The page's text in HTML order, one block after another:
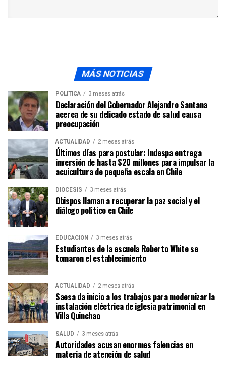
MÁS NOTICIAS
POLÍTICA 3 meses atrás
Declaración del Gobernador Alejandro Santana
acerca de su delicado estado de salud causa
preocupación
ACTUALIDAD 2 meses atrás
Últimos días para postular: Indespa entrega
inversión de hasta $20 millones para impulsar la
acuicultura de pequeña escala en Chile
DIÓCESIS 3 meses atrás
Obispos llaman a recuperar la paz social y el
diálogo político en Chile
EDUCACIÓN 3 meses atrás
Estudiantes de la escuela Roberto White se
tomaron el establecimiento
ACTUALIDAD 2 meses atrás
Saesa da inicio a los trabajos para modernizar la
instalación eléctrica de iglesia patrimonial en
Villa Quinchao
SALUD 3 meses atrás
Autoridades acusan enormes falencias en
materia de atención de salud